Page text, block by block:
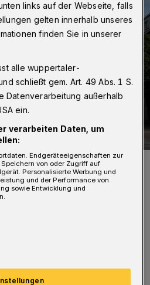
erzeugt
gesellschaftliche
links auf der Webseite, falls
gelten innerhalb unseres
finden Sie in unserer
alle wuppertaler-
schließt gem. Art. 49 Abs. 1 S.
Datenverarbeitung außerhalb
ein.
verarbeiten Daten, um
Endgeräteeigenschaften zur
von oder Zugriff auf
Personalisierte Werbung und
und der Performance von
sowie Entwicklung und